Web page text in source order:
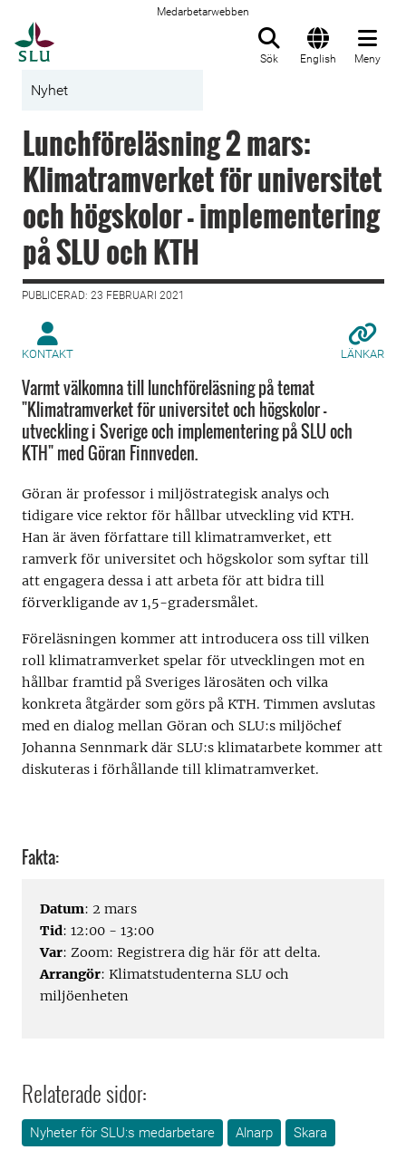
Medarbetarwebben
Sök English Meny
Nyhet
Lunchföreläsning 2 mars:
Klimatramverket för universitet
och högskolor - implementering
på SLU och KTH
PUBLICERAD: 23 FEBRUARI 2021
KONTAKT LÄNKAR
Varmt välkomna till lunchföreläsning på temat
"Klimatramverket för universitet och högskolor -
utveckling i Sverige och implementering på SLU och
KTH" med Göran Finnveden.
Göran är professor i miljöstrategisk analys och
tidigare vice rektor för hållbar utveckling vid KTH.
Han är även författare till klimatramverket, ett
ramverk för universitet och högskolor som syftar till
att engagera dessa i att arbeta för att bidra till
förverkligande av 1,5-gradersmålet.
Föreläsningen kommer att introducera oss till vilken
roll klimatramverket spelar för utvecklingen mot en
hållbar framtid på Sveriges lärosäten och vilka
konkreta åtgärder som görs på KTH. Timmen avslutas
med en dialog mellan Göran och SLU:s miljöchef
Johanna Sennmark där SLU:s klimatarbete kommer att
diskuteras i förhållande till klimatramverket.
Fakta:
Datum: 2 mars
Tid: 12:00 - 13:00
Var: Zoom: Registrera dig här för att delta.
Arrangör: Klimatstudenterna SLU och
miljöenheten
Relaterade sidor:
Nyheter för SLU:s medarbetare Alnarp
Skara